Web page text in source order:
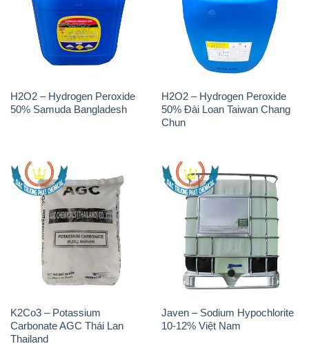
H2O2 – Hydrogen Peroxide
50% Samuda Bangladesh
H2O2 – Hydrogen Peroxide
50% Đài Loan Taiwan Chang
Chun
K2Co3 – Potassium
Carbonate AGC Thái Lan
Thailand
Javen – Sodium Hypochlorite
10-12% Việt Nam